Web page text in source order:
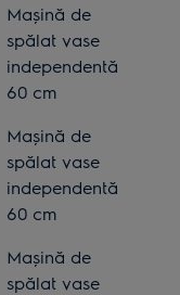
Mașină de
spălat vase
independentă
60 cm
Mașină de
spălat vase
independentă
60 cm
Mașină de
spălat vase